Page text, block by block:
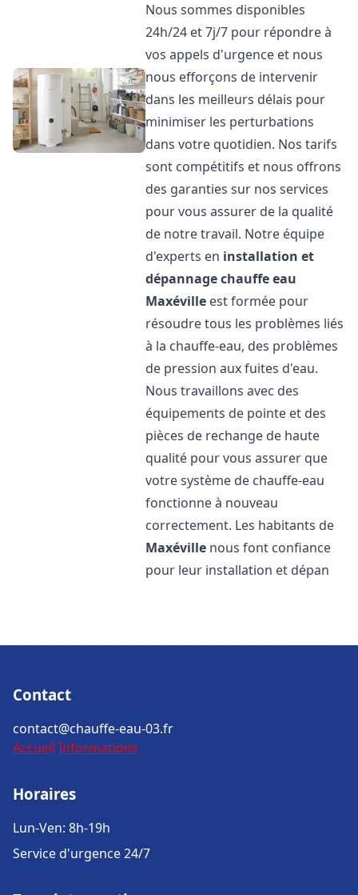
Nous sommes disponibles
24h/24 et 7j/7 pour répondre à
vos appels d'urgence et nous
nous efforçons de intervenir
dans les meilleurs délais pour
minimiser les perturbations
dans votre quotidien. Nos tarifs
sont compétitifs et nous offrons
des garanties sur nos services
pour vous assurer de la qualité
de notre travail. Notre équipe
d'experts en installation et
dépannage chauffe eau
Maxéville est formée pour
résoudre tous les problèmes liés
à la chauffe-eau, des problèmes
de pression aux fuites d'eau.
Nous travaillons avec des
équipements de pointe et des
pièces de rechange de haute
qualité pour vous assurer que
votre système de chauffe-eau
fonctionne à nouveau
correctement. Les habitants de
Maxéville nous font confiance
pour leur installation et dépan
Contact
contact@chauffe-eau-03.fr
Accueil Informations
Horaires
Lun-Ven: 8h-19h
Service d'urgence 24/7